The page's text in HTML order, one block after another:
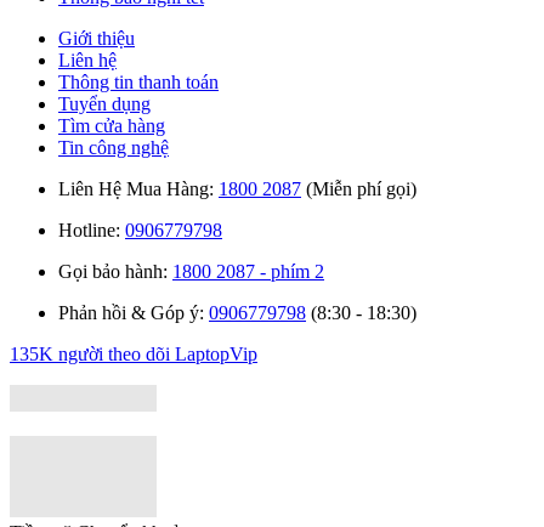
Giới thiệu
Liên hệ
Thông tin thanh toán
Tuyển dụng
Tìm cửa hàng
Tin công nghệ
Liên Hệ Mua Hàng: 1800 2087 (Miễn phí gọi)
Hotline: 0906779798
Gọi bảo hành: 1800 2087 - phím 2
Phản hồi & Góp ý: 0906779798 (8:30 - 18:30)
135K người theo dõi LaptopVip